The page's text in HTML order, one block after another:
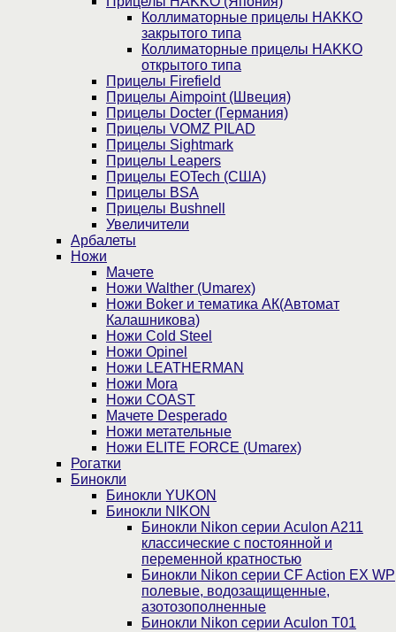
Коллиматорные прицелы HAKKO
закрытого типа
Коллиматорные прицелы HAKKO
открытого типа
Прицелы Firefield
Прицелы Aimpoint (Швеция)
Прицелы Docter (Германия)
Прицелы VOMZ PILAD
Прицелы Sightmark
Прицелы Leapers
Прицелы EOTech (США)
Прицелы BSA
Прицелы Bushnell
Увеличители
Арбалеты
Ножи
Мачете
Ножи Walther (Umarex)
Ножи Boker и тематика АК(Автомат
Калашникова)
Ножи Cold Steel
Ножи Opinel
Ножи LEATHERMAN
Ножи Mora
Ножи COAST
Мачете Desperado
Ножи метательные
Ножи ELITE FORCE (Umarex)
Рогатки
Бинокли
Бинокли YUKON
Бинокли NIKON
Бинокли Nikon серии Aculon A211
классические с постоянной и
переменной кратностью
Бинокли Nikon серии СF Action EX WP
полевые, водозащищенные,
азотозополненные
Бинокли Nikon серии Aculon T01